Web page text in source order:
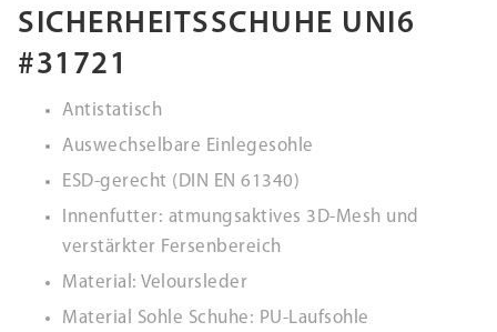
SICHERHEITSSCHUHE UNI6
#31721
Antistatisch
Auswechselbare Einlegesohle
ESD-gerecht (DIN EN 61340)
Innenfutter: atmungsaktives 3D-Mesh und
verstärkter Fersenbereich
Material: Veloursleder
Material Sohle Schuhe: PU-Laufsohle